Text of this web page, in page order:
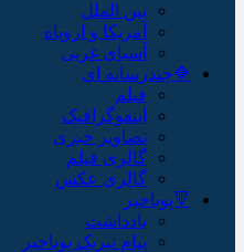
بین الملل
آمریکا و اروپاه
آسیای غربی
🔷چندرسانه ای
فیلم
اینفوگرافیک
تصاویر خبری
گالری فیلم
گالری عکس
🔻پویاخبر
یادداشت
پیام تبریک پویاخبر